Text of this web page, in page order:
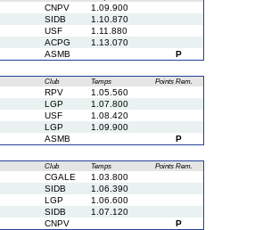
CNPV
1.09.900
SIDB
1.10.870
USF
1.11.880
ACPG
1.13.070
ASMB P
Club Temps Points Rem.
RPV
1.05.560
LGP
1.07.800
USF
1.08.420
LGP
1.09.900
ASMB P
Club Temps Points Rem.
CGALE
1.03.800
SIDB
1.06.390
LGP
1.06.600
SIDB
1.07.120
CNPV P